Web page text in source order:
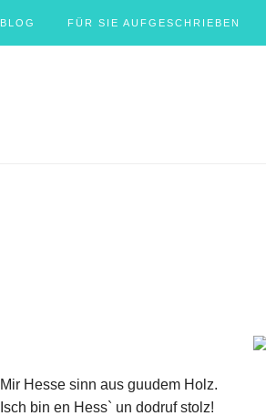
BLOG FÜR SIE AUFGESCHRIEBEN
Mir Hesse sinn aus guudem Holz.
Isch bin en Hess` un dodruf stolz!